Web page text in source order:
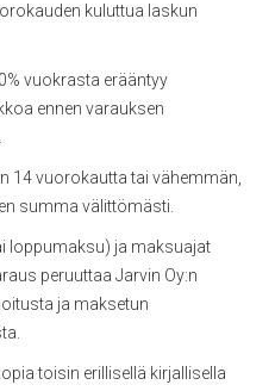
kuluttua laskun
vuokrasta erääntyy
ennen varauksen
14 vuorokautta tai vähemmän,
summa välittömästi.
loppumaksu) ja maksuajat
peruuttaa Jarvin Oy:n
ja maksetun
toisin erillisellä kirjallisella